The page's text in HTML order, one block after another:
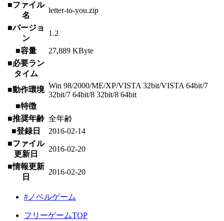
■ファイル
名
letter-to-you.zip
■バージョ
ン
1.2
■容量
27,889 KByte
■必要ラン
タイム
■動作環境 Win 98/2000/ME/XP/VISTA 32bit/VISTA 64bit/7
32bit/7 64bit/8 32bit/8 64bit
■特徴
■推奨年齢 全年齢
■登録日
2016-02-14
■ファイル
更新日
2016-02-20
■情報更新
日
2016-02-20
#ノベルゲーム
フリーゲームTOP